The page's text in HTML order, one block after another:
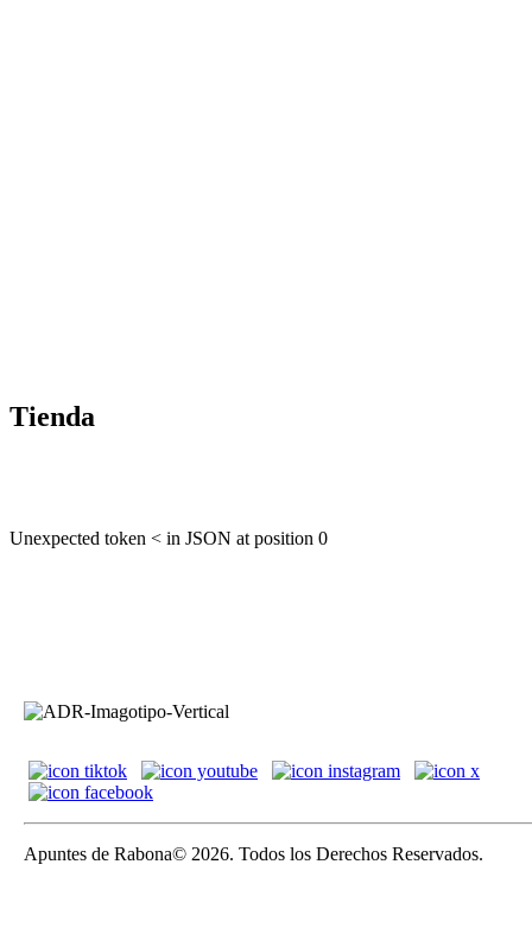
Tienda
Unexpected token < in JSON at position 0
Apuntes de Rabona© 2026. Todos los Derechos Reservados.